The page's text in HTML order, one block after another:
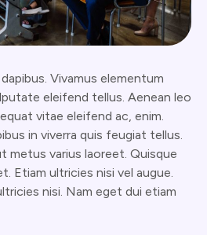
Vivamus elementum
eleifend tellus. Aenean leo
vitae eleifend ac, enim.
in viverra quis feugiat tellus.
metus varius laoreet. Quisque
Etiam ultricies nisi vel augue.
nisi. Nam eget dui etiam